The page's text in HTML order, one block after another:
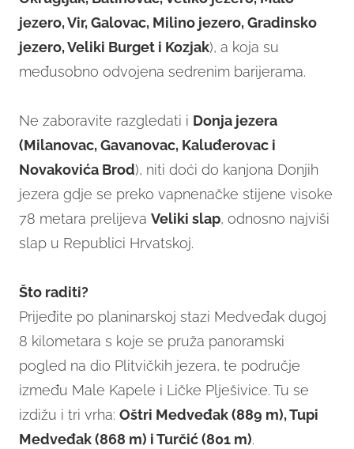
jezero, Vir, Galovac, Milino jezero, Gradinsko
jezero, Veliki Burget i Kozjak), a koja su
međusobno odvojena sedrenim barijerama.
Ne zaboravite razgledati i Donja jezera
(Milanovac, Gavanovac, Kaluđerovac i
Novakovića Brod), niti doći do kanjona Donjih
jezera gdje se preko vapnenačke stijene visoke
78 metara prelijeva Veliki slap, odnosno najviši
slap u Republici Hrvatskoj.
Što raditi?
Prijeđite po planinarskoj stazi Medveđak dugoj
8 kilometara s koje se pruža panoramski
pogled na dio Plitvičkih jezera, te područje
između Male Kapele i Ličke Plješivice. Tu se
izdižu i tri vrha: Oštri Medveđak (889 m), Tupi
Medveđak (868 m) i Turčić (801 m).